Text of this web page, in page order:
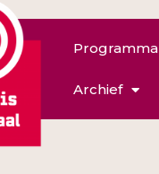
Programma
Archief